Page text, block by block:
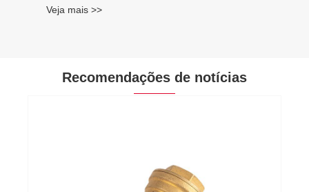
Recomendações de notícias